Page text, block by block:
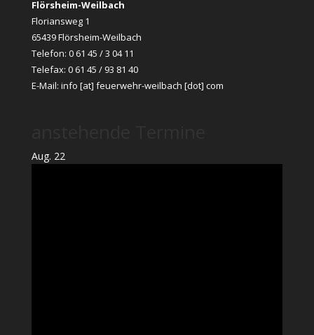
Flörsheim-Weilbach
Floriansweg 1
65439 Flörsheim-Weilbach
Telefon: 0 61 45 / 3 04 11
Telefax: 0 61 45 / 93 81 40
E-Mail: info [at] feuerwehr-weilbach [dot] com
Aug. 22